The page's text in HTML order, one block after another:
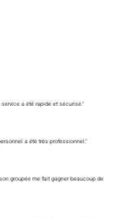
a été rapide et sécurisé."
a été très professionnel."
groupée me fait gagner beaucoup de